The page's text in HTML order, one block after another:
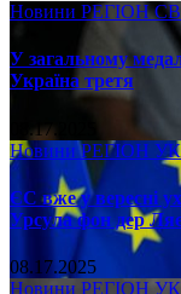
Новини РЕГІОН
У загальному
Україна третя
08.17.2025
НовиниРЕГІОН
ЄС вже у вересні
Урсула фон дер
08.17.2025
Новини РЕГІОН